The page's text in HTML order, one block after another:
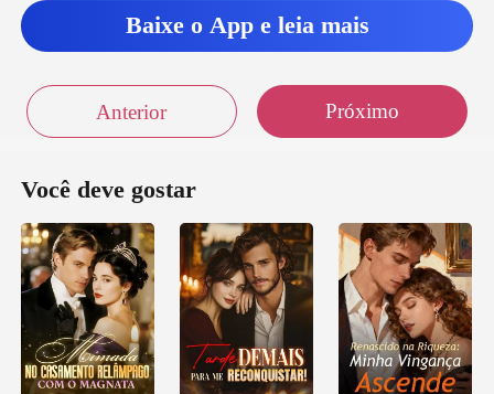
Baixe o App e leia mais
Anterior Próximo
Você deve gostar